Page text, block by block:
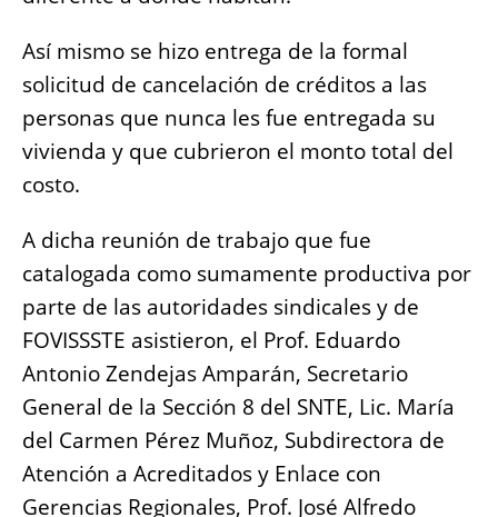
Así mismo se hizo entrega de la formal
solicitud de cancelación de créditos a las
personas que nunca les fue entregada su
vivienda y que cubrieron el monto total del
costo.
A dicha reunión de trabajo que fue
catalogada como sumamente productiva por
parte de las autoridades sindicales y de
FOVISSSTE asistieron, el Prof. Eduardo
Antonio Zendejas Amparán, Secretario
General de la Sección 8 del SNTE, Lic. María
del Carmen Pérez Muñoz, Subdirectora de
Atención a Acreditados y Enlace con
Gerencias Regionales, Prof. José Alfredo